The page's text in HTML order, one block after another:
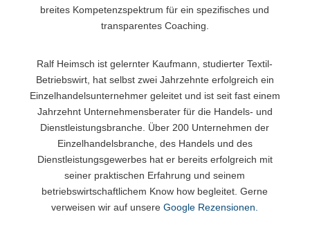
breites Kompetenzspektrum für ein spezifisches und
transparentes Coaching.
Ralf Heimsch ist gelernter Kaufmann, studierter Textil-
Betriebswirt, hat selbst zwei Jahrzehnte erfolgreich ein
Einzelhandelsunternehmer geleitet und ist seit fast einem
Jahrzehnt Unternehmensberater für die Handels- und
Dienstleistungsbranche. Über 200 Unternehmen der
Einzelhandelsbranche, des Handels und des
Dienstleistungsgewerbes hat er bereits erfolgreich mit
seiner praktischen Erfahrung und seinem
betriebswirtschaftlichem Know how begleitet. Gerne
verweisen wir auf unsereGoogle Rezensionen.